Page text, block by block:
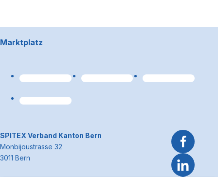
Marktplatz
~Kontaktinformationen
SPITEX Verband Kanton Bern
Monbijoustrasse 32
3011 Bern